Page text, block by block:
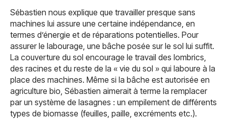
Sébastien nous explique que travailler presque sans
machines lui assure une certaine indépendance, en
termes d’énergie et de réparations potentielles. Pour
assurer le labourage, une bâche posée sur le sol lui suffit.
La couverture du sol encourage le travail des lombrics,
des racines et du reste de la « vie du sol » qui laboure à la
place des machines. Même si la bâche est autorisée en
agriculture bio, Sébastien aimerait à terme la remplacer
par un système de lasagnes : un empilement de différents
types de biomasse (feuilles, paille, excréments etc.).